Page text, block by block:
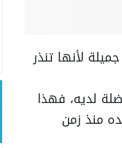
لأنها تنذر
لديه، فهذا
منذ زمن